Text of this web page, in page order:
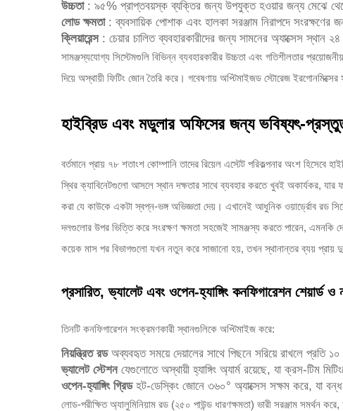
উচ্চতা : ৯৫% প্রাপ্তবয়স্ক ব্যক্তির জন্য উপযুক্ত হওয়ার জন্য মেঝে
লোড ক্ষমতা : ব্যবসায়িক পোশাক এবং হালকা সরঞ্জাম নিরাপদে
ক্লিয়ারেন্স : চেয়ার চালিত ব্যবহারকারীদের জন্য সামনের অ্যাক্সেস স্থান
সামঞ্জস্যযোগ্য সিস্টেমগুলি বিভিন্ন ব্যবহারকারীর উচ্চতা এবং গতিশীলতার
দিয়ে অস্থায়ী ফিটিং জোন তৈরি করে। গবেষণায় অপ্টিমাইজড স্টোরেজ
হাইব্রিড এবং মডুলার অফিসের জন্য ভবিষ্যৎ-
বর্তমানে প্রায় ৭৮ শতাংশ কোম্পানি তাদের রিয়েল এস্টেট পরিকল্পনার অংশ হিসেবে
স্থির ক্যাবিনেটগুলো আসলে স্থান দক্ষতার সাথে ব্যবহার করতে খুবই অকার্যকর,
করা যে কাউকে একটা স্বপ্ন-ভঙ্গ অভিজ্ঞতা দেয়। এখানেই আধুনিক ওয়ার্ড্রোব রড
দলগুলোর উপর ভিত্তি করে সংরক্ষণ ক্ষমতা সহজেই সামঞ্জস্য করতে পারেন, এমনকি
কয়েক মাস পর বিভাগগুলো যখন নতুন করে সাজানো হয়, তখন স্থানান্তর ব্যয় প্রায়
প্রসারিত, ভ্যালেট এবং ওপেন-হ্যাঙ্গিং কনফিগারেশন শেয়ার্ড
তিনটি কনফিগারেশন সংক্রমণকারী স্থানগুলিকে অপ্টিমাইজ করে:
নিয়ন্ত্রিত রড অব্যবহৃত সময়ে দেয়ালের সাথে পিছনে সরিয়ে রাখলে প্রতি
ভ্যালেট স্টেশন যেগুলোতে অস্থায়ী হ্যাঙ্গিং অ্যার্ম রয়েছে, যা ক্রস-টিম
ওপেন-হ্যাঙ্গিং গ্রিড হট-ডেস্কিং জোনে ৩৬০° অ্যাক্সেস সক্ষম করে, যা
লোড-পরীক্ষিত অ্যালুমিনিয়াম রড (২৫০ পাউন্ড ধারণক্ষমতা) ভারী সরঞ্জাম